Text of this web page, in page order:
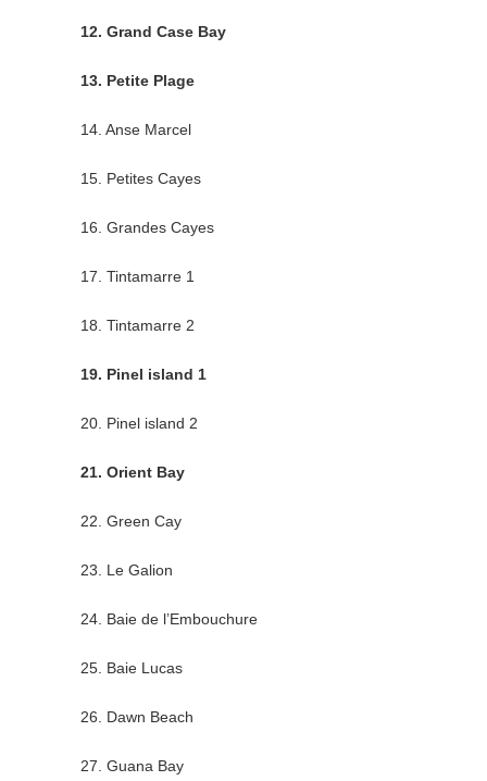
12. Grand Case Bay
13. Petite Plage
14. Anse Marcel
15. Petites Cayes
16. Grandes Cayes
17. Tintamarre 1
18. Tintamarre 2
19. Pinel island 1
20. Pinel island 2
21. Orient Bay
22. Green Cay
23. Le Galion
24. Baie de l’Embouchure
25. Baie Lucas
26. Dawn Beach
27. Guana Bay